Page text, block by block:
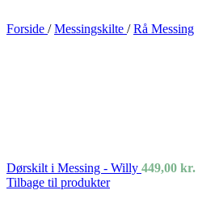
Forside / Messingskilte / Rå Messing
Dørskilt i Messing - Willy 449,00 kr.
Tilbage til produkter